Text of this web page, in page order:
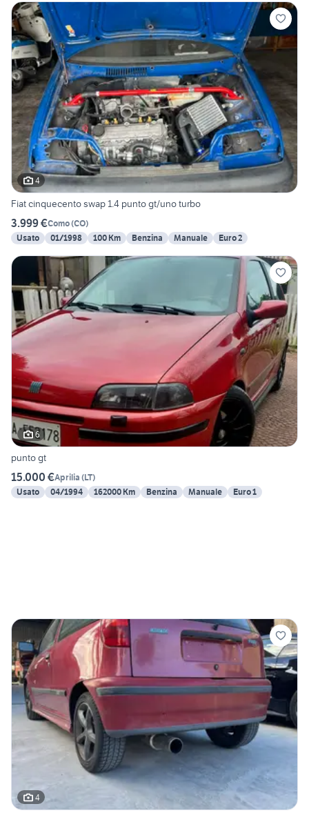
4
Fiat cinquecento swap 1.4 punto gt/uno turbo
3.999 €Como(CO)
Usato
01/1998 100 Km Benzina Manuale Euro 2
6
punto gt
15.000 €Aprilia (LT)
Usato
04/1994 162000 Km Benzina Manuale Euro 1
4